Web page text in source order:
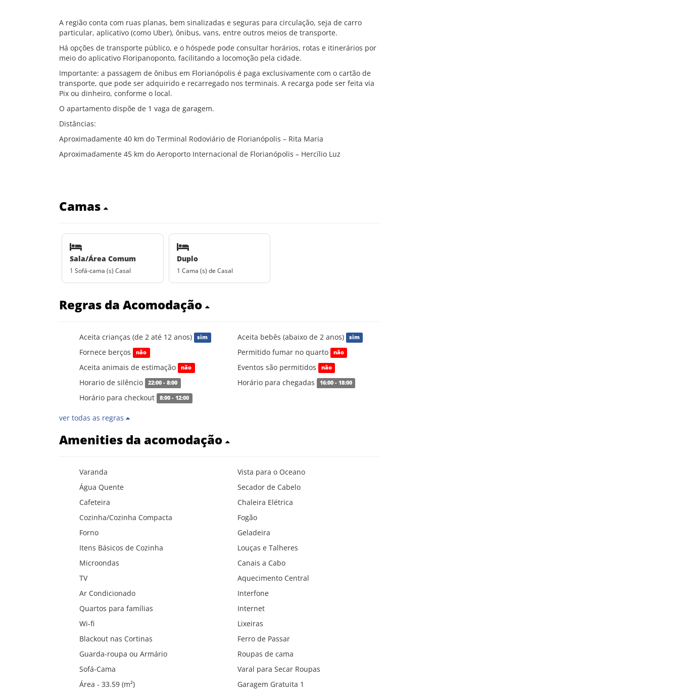
A região conta com ruas planas, bem sinalizadas e seguras para circulação, seja de carro
particular, aplicativo (como Uber), ônibus, vans, entre outros meios de transporte.
Há opções de transporte público, e o hóspede pode consultar horários, rotas e itinerários por
meio do aplicativo Floripanoponto, facilitando a locomoção pela cidade.
Importante: a passagem de ônibus em Florianópolis é paga exclusivamente com o cartão de
transporte, que pode ser adquirido e recarregado nos terminais. A recarga pode ser feita via
Pix ou dinheiro, conforme o local.
O apartamento dispõe de 1 vaga de garagem.
Distâncias:
Aproximadamente 40 km do Terminal Rodoviário de Florianópolis – Rita Maria
Aproximadamente 45 km do Aeroporto Internacional de Florianópolis – Hercílio Luz
Camas
Sala/Área Comum
1 Sofá-cama (s) Casal
Duplo
1 Cama (s) de Casal
Regras da Acomodação
Aceita crianças (de 2 até 12 anos) sim Aceita bebês (abaixo de 2 anos) sim
Fornece berços não Permitido fumar no quarto não
Aceita animais de estimação não Eventos são permitidos não
Horario de silêncio 22:00 - 8:00 Horário para chegadas 16:00 - 18:00
Horário para checkout 8:00 - 12:00
ver todas as regras
Amenities da acomodação
Varanda
Vista para o Oceano
Água Quente
Secador de Cabelo
Cafeteira
Chaleira Elétrica
Cozinha/Cozinha Compacta
Fogão
Forno
Geladeira
Itens Básicos de Cozinha
Louças e Talheres
Microondas
Canais a Cabo
TV
Aquecimento Central
Ar Condicionado
Interfone
Quartos para famílias
Internet
Wi-fi
Lixeiras
Blackout nas Cortinas
Ferro de Passar
Guarda-roupa ou Armário
Roupas de cama
Sofá-Cama
Varal para Secar Roupas
Área - 33.59 (m²)
Garagem Gratuita 1